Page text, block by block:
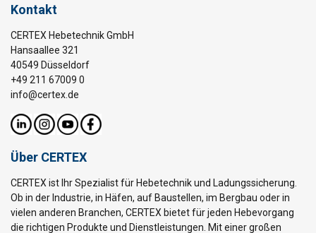
Kontakt
CERTEX Hebetechnik GmbH
Hansaallee 321
40549 Düsseldorf
+49 211 67009 0
info@certex.de
Über CERTEX
CERTEX ist Ihr Spezialist für Hebetechnik und Ladungssicherung.
Ob in der Industrie, in Häfen, auf Baustellen, im Bergbau oder in
vielen anderen Branchen, CERTEX bietet für jeden Hebevorgang
die richtigen Produkte und Dienstleistungen. Mit einer großen